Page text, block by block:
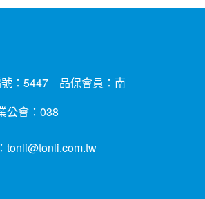
：5447 品保會員：南
公會：038
tonli@tonli.com.tw